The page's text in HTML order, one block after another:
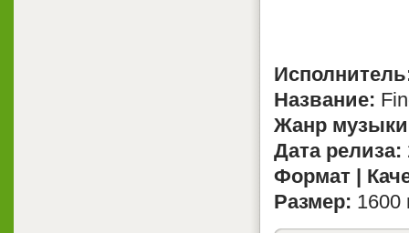
Название:
Жанр
Дата релиза:
Формат |
Размер: 1600